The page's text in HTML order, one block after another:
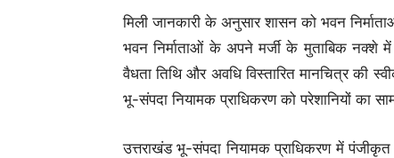
मिली जानकारी के अनुसार शासन को भवन
भवन निर्माताओं के अपने मर्जी के मुताबिक नक्शे
वैधता तिथि और अवधि विस्तारित मानचित्र की
भू-संपदा नियामक प्राधिकरण को परेशानियों का
उत्तराखंड भू-संपदा नियामक प्राधिकरण में